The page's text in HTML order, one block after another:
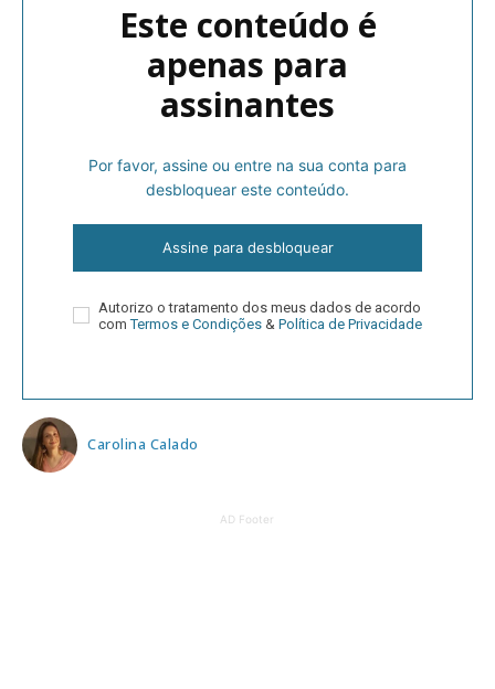
Este conteúdo é
apenas para
assinantes
Por favor, assine ou entre na sua conta para
desbloquear este conteúdo.
Assine para desbloquear
Autorizo o tratamento dos meus dados de acordo
comTermos e Condições & Política de Privacidade
Carolina Calado
AD Footer